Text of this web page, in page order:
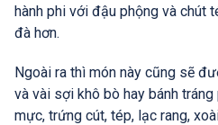
hành phi với đậu phộng và chút
đà hơn.
Ngoài ra thì món này cũng sẽ
và vài sợi khô bò hay bánh
mực, trứng cút, tép, lạc rang,